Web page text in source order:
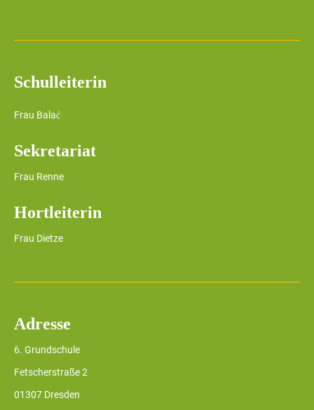
Schulleiterin
Frau Balać
Sekretariat
Frau Renne
Hortleiterin
Frau Dietze
Adresse
6. Grundschule
Fetscherstraße 2
01307 Dresden